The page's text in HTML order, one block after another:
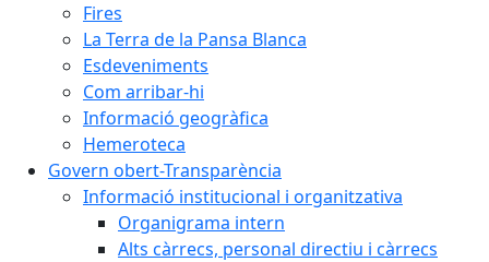
Fires
La Terra de la Pansa Blanca
Esdeveniments
Com arribar-hi
Informació geogràfica
Hemeroteca
Govern obert-Transparència
Informació institucional i organitzativa
Organigrama intern
Alts càrrecs, personal directiu i càrrecs